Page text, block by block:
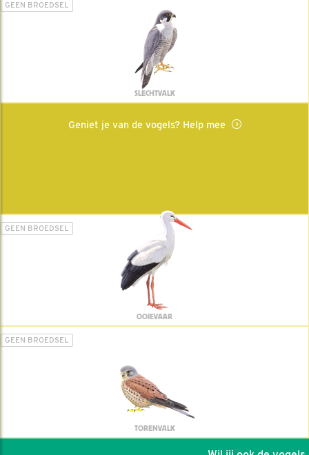
GEEN BROEDSEL
SLECHTVALK
Geniet je van de vogels? Help mee
GEEN BROEDSEL
OOIEVAAR
GEEN BROEDSEL
TORENVALK